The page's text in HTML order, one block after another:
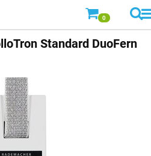
0
Standard DuoFern